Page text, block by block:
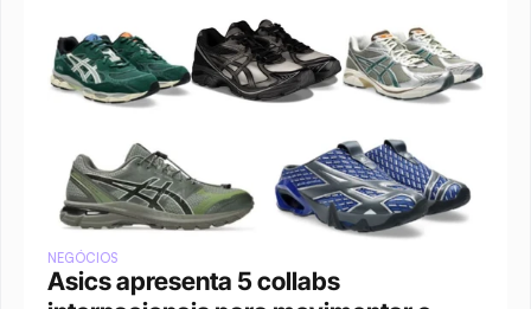
NEGÓCIOS
Asics apresenta 5 collabs